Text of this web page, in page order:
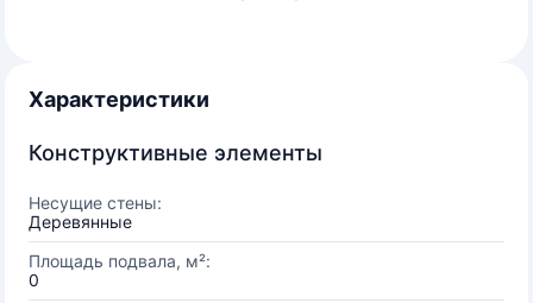
Характеристики
Конструктивные элементы
Несущие стены:
Деревянные
Площадь подвала, м²:
0